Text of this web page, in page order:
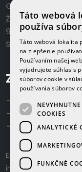
GAMAPLYN s.r.o.
Železničná 570/8
922 02 Krakovany
Slovensko
Zavolajte
+421 918
+421 907
+421 948
Email us:
info@gamaplyn.sk
Táto webová
používa
Táto webová lokalita
na zlepšenie
Používaním našej
vyjadrujete súhlas s
súborov cookie v
používania súborov
COOKIES
ANALYTICKÉ
FUNKČNÉ